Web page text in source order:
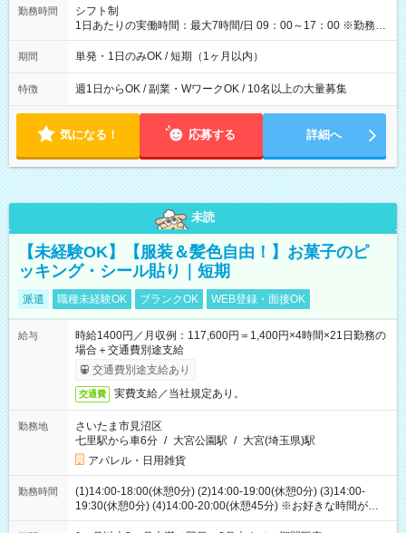
間】試用期間なし
勤務時間
シフト制
1日あたりの実働時間：最大7時間/日 09：00～17：00 ※勤務時
間は 試験により異なります。
期間 単発・1日のみOK / 短期（1ヶ月以内）
特徴 週1日からOK / 副業・WワークOK / 10名以上の大量募集
気になる！ 応募する 詳細へ
未読
【未経験OK】【服装＆髪色自由！】お菓子のピ
ッキング・シール貼り｜短期
派遣 職種未経験OK ブランクOK WEB登録・面接OK
給与
時給1400円／月収例：117,600円＝1,400円×4時間×21日勤務の
場合＋交通費別途支給
交通費別途支給あり
交通費 実費支給／当社規定あり。
勤務地
さいたま市見沼区
七里駅から車6分 / 大宮公園駅 / 大宮(埼玉県)駅
アパレル・日用雑貨
勤務時間
(1)14:00-18:00(休憩0分) (2)14:00-19:00(休憩0分) (3)14:00-
19:30(休憩0分) (4)14:00-20:00(休憩45分) ※お好きな時間が選べ
ます